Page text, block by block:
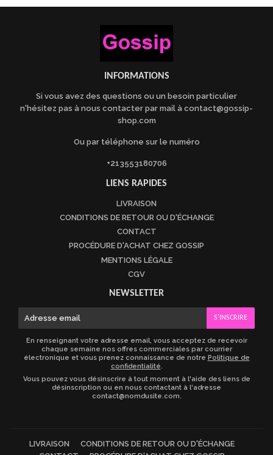
INFORMATIONS
Si vous avez des questions ou un besoin particulier
n'hésitez pas à nous contacter par mail à contact@gossip-
shop.com
Ou par téléphone sur le numéro
+213553180706
LIENS RAPIDES
LIVRAISON
CONDITIONS DE RETOUR OU D'ÉCHANGE
CONTACT
PROCÉDURE D'ACHAT CHEZ GOSSIP
MENTIONS LÉGALE
CGV
NEWSLETTER
S'INSCRIRE
En renseignant votre adresse email, vous acceptez de recevoir
chaque semaine nos offres commerciales par courrier
électronique et vous prenez connaissance de notre Politique de
confidentialité.
Vous pouvez vous désinscrire à tout moment à l'aide des liens de
désinscription ou en nous contactant à l'adresse
contact@nomdusite.com.
LIVRAISON
CONDITIONS DE RETOUR OU D'ÉCHANGE